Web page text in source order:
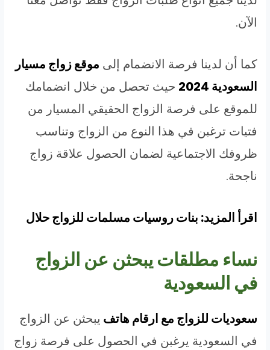
الآن.
كما أن لدينا فرصة الانضمام إلى موقع زواج مسيار
السعودية 2024
حيث تحصل من خلال انضمامك
للموقع على فرصة الزواج الحقيقي المسيار من
فتيات ترغبن في هذا النوع من الزواج وتناسب
ظروفك الاجتماعية لضمان الحصول علاقة زواج
ناجحة.
اقرأ المزيد: بنات روسيات مسلمات للزواج حلال
نساء مطلقات يبحثن عن الزواج
في السعودية
سعوديات للزواج مع ارقام هاتف يبحثن عن الزواج
في السعودية يرغبن في الحصول على فرصة زواج